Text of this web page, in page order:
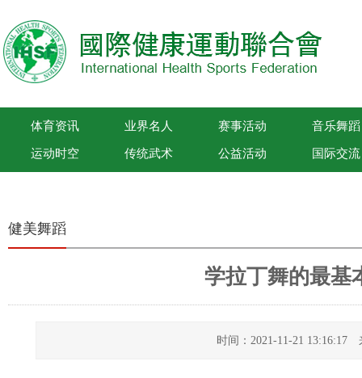
体育资讯 业界名人 赛事活动 音乐舞蹈
运动时空 传统武术 公益活动 国际交流
健美舞蹈
学拉丁舞的最基
时间：2021-11-21